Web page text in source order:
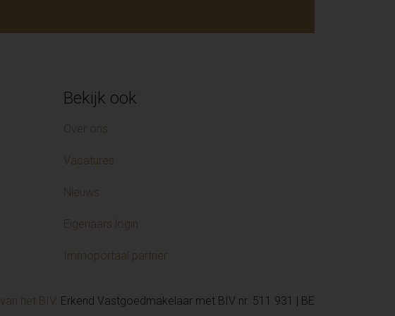
Bekijk ook
Over ons
Vacatures
Nieuws
Eigenaars login
Immoportaal partner
het BIV. Erkend Vastgoedmakelaar met BIV nr. 511 931 | BE